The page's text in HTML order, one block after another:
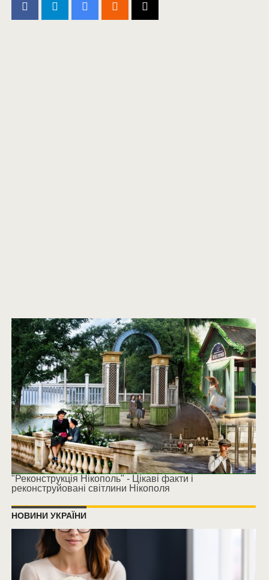
"Реконструкція Нікополь" - Цікаві факти і
реконструйовані світлини Нікополя
НОВИНИ УКРАЇНИ